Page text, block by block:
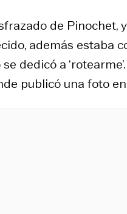
de Pinochet, y
además estaba
se dedicó a
publicó una foto